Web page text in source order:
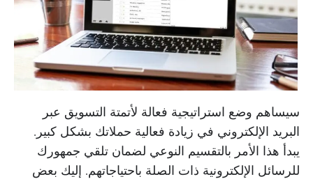
سيساهم وضع استراتيجية فعالة لأتمتة التسويق عبر
البريد الإلكتروني في زيادة فعالية حملاتك بشكل كبير.
يبدأ هذا الأمر بالتقسيم النوعي لضمان تلقي جمهورك
للرسائل الإلكترونية ذات الصلة باحتياجاتهم. إليك بعض